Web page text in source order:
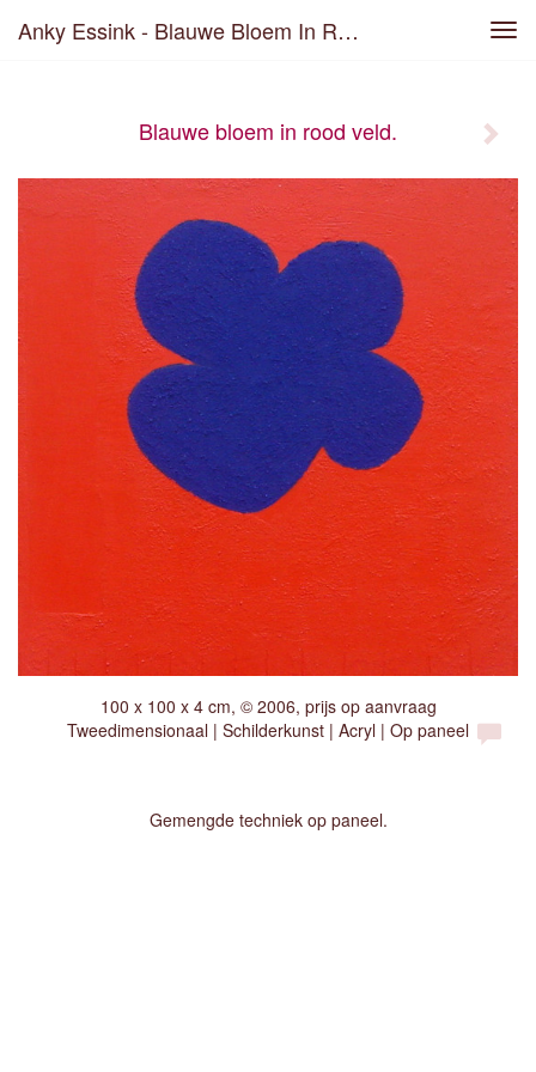
Anky Essink - Blauwe Bloem In Rood Veld.
Blauwe bloem in rood veld.
100 x 100 x 4 cm, © 2006, prijs op aanvraag
Tweedimensionaal | Schilderkunst | Acryl | Op paneel
Gemengde techniek op paneel.